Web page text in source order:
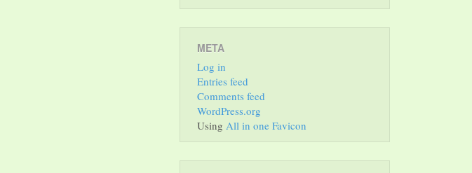
META
Log in
Entries feed
Comments feed
WordPress.org
Using All in one Favicon